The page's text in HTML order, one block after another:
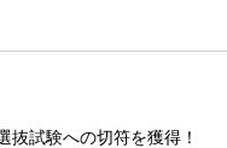
抜試験への切符を獲得！